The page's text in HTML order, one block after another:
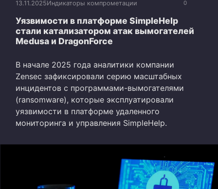
0
13.11.2025Индикаторы компрометации
Уязвимости в платформе SimpleHelp
стали катализатором атак вымогателей
Medusa и DragonForce
В начале 2025 года аналитики компании
Zensec зафиксировали серию масштабных
инцидентов с программами-вымогателями
(ransomware), которые эксплуатировали
уязвимости в платформе удаленного
мониторинга и управления SimpleHelp.